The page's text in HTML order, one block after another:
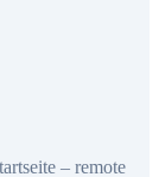
– remote